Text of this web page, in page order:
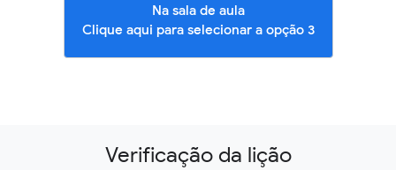
Na sala de aula
Clique aqui para selecionar a opção 3
Verificação da lição